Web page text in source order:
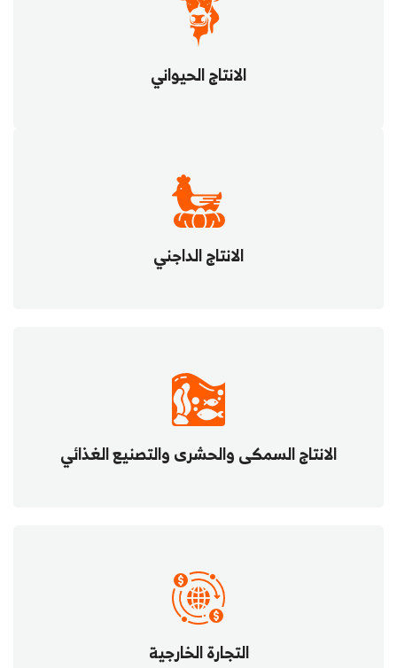
الانتاج الحيواني
الانتاج الداجني
الانتاج السمكى والحشرى والتصنيع الغذائي
التجارة الخارجية